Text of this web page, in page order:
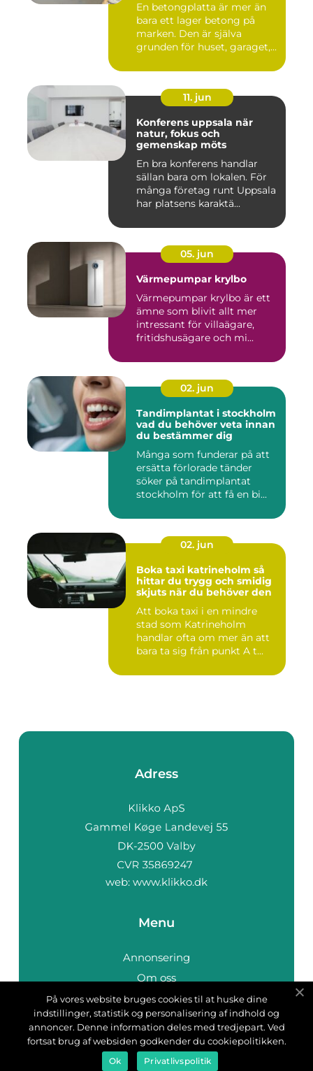
En betongplatta är mer än
bara ett lager betong på
marken. Den är själva
grunden för huset, garaget,...
11. jun
Konferens uppsala när
natur, fokus och
gemenskap möts
En bra konferens handlar
sällan bara om lokalen. För
många företag runt Uppsala
har platsens karaktä...
05. jun
Värmepumpar krylbo
Värmepumpar krylbo är ett
ämne som blivit allt mer
intressant för villaägare,
fritidshusägare och mi...
02. jun
Tandimplantat i stockholm
vad du behöver veta innan
du bestämmer dig
Många som funderar på att
ersätta förlorade tänder
söker på tandimplantat
stockholm för att få en bi...
02. jun
Boka taxi katrineholm så
hittar du trygg och smidig
skjuts när du behöver den
Att boka taxi i en mindre
stad som Katrineholm
handlar ofta om mer än att
bara ta sig från punkt A t...
Adress
web: www.klikko.dk
Menu
Annonsering
Om oss
Cookies
Kontakta oss
Sitemap
På vores website bruges cookies til at huske dine
indstillinger, statistik og personalisering af indhold og
annoncer. Denne information deles med tredjepart. Ved
fortsat brug af websiden godkender du cookiepolitikken.
Ok Privatlivspolitik